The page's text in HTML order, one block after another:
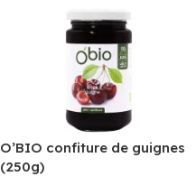
O’BIO confiture de guignes
(250g)